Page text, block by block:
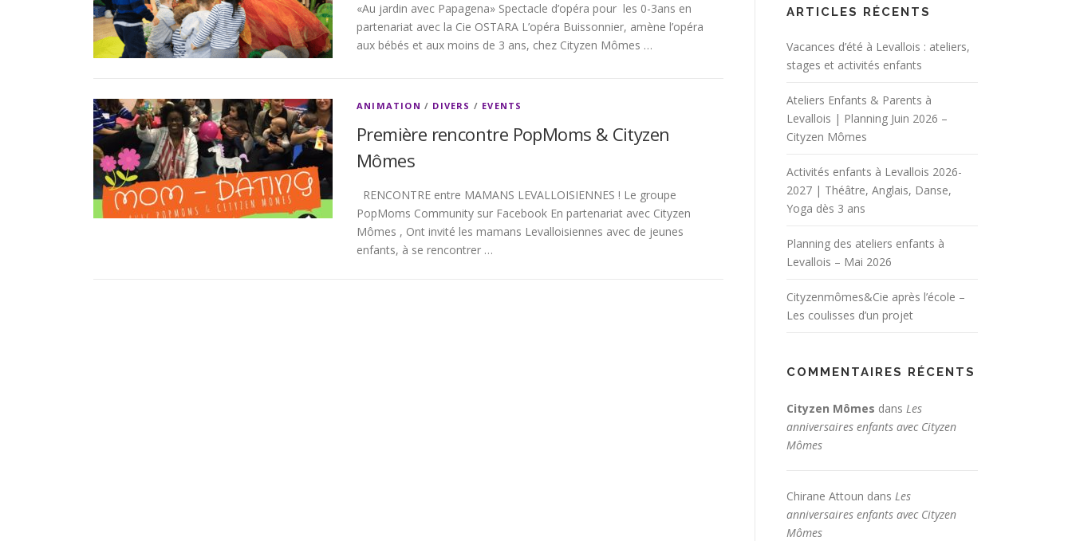
«Au jardin avec Papagena» Spectacle d’opéra pour les 0-3ans en
partenariat avec la Cie OSTARA L’opéra Buissonnier, amène l’opéra
aux bébés et aux moins de 3 ans, chez Cityzen Mômes …
ANIMATION / DIVERS / EVENTS
Première rencontre PopMoms & Cityzen
Mômes
RENCONTRE entre MAMANS LEVALLOISIENNES ! Le​ groupe
PopMoms Community sur Facebook ​En partenariat avec Cityzen
Mômes , ​Ont invité les mamans Levalloisiennes avec de jeunes
enfants, à se rencontrer …
ARTICLES RÉCENTS
Vacances d’été à Levallois : ateliers,
stages et activités enfants
Ateliers Enfants & Parents à
Levallois | Planning Juin 2026 –
Cityzen Mômes
Activités enfants à Levallois 2026-
2027 | Théâtre, Anglais, Danse,
Yoga dès 3 ans
Planning des ateliers enfants à
Levallois – Mai 2026
Cityzenmômes&Cie après l’école –
Les coulisses d’un projet
COMMENTAIRES RÉCENTS
Cityzen Mômes dans Les
anniversaires enfants avec Cityzen
Mômes
Chirane Attoun dans Les
anniversaires enfants avec Cityzen
Mômes